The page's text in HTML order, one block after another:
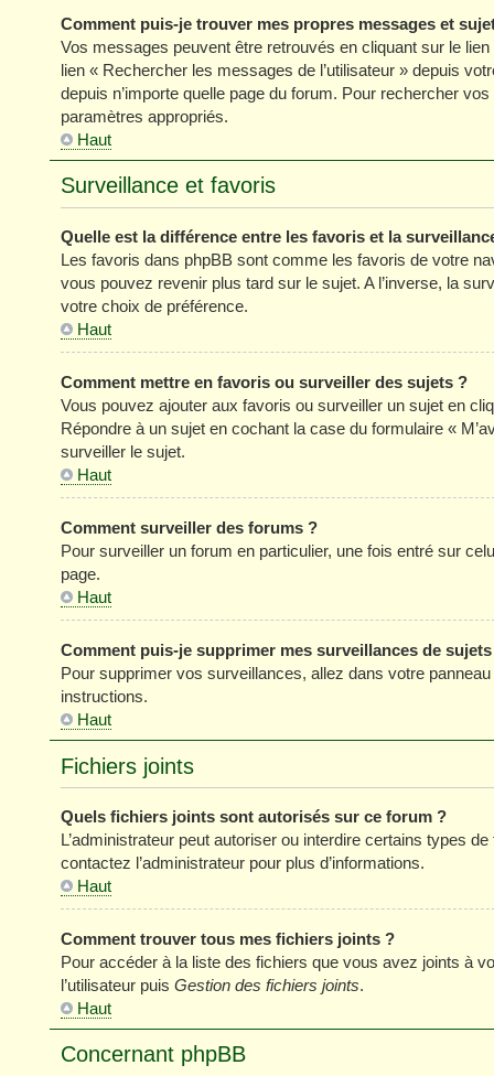
Comment puis-je trouver mes propres messages et
Vos messages peuvent être retrouvés en cliquant sur le
lien « Rechercher les messages de l’utilisateur » depuis
depuis n’importe quelle page du forum. Pour rechercher
paramètres appropriés.
Haut
Surveillance et favoris
Quelle est la différence entre les favoris et la
Les favoris dans phpBB sont comme les favoris de votre
vous pouvez revenir plus tard sur le sujet. A l’inverse, la
votre choix de préférence.
Haut
Comment mettre en favoris ou surveiller des sujets ?
Vous pouvez ajouter aux favoris ou surveiller un sujet en
Répondre à un sujet en cochant la case du formulaire «
surveiller le sujet.
Haut
Comment surveiller des forums ?
Pour surveiller un forum en particulier, une fois entré sur
page.
Haut
Comment puis-je supprimer mes surveillances de
Pour supprimer vos surveillances, allez dans votre
instructions.
Haut
Fichiers joints
Quels fichiers joints sont autorisés sur ce forum ?
L’administrateur peut autoriser ou interdire certains types
contactez l’administrateur pour plus d’informations.
Haut
Comment trouver tous mes fichiers joints ?
Pour accéder à la liste des fichiers que vous avez joints à
l’utilisateur puis Gestion des fichiers joints.
Haut
Concernant phpBB